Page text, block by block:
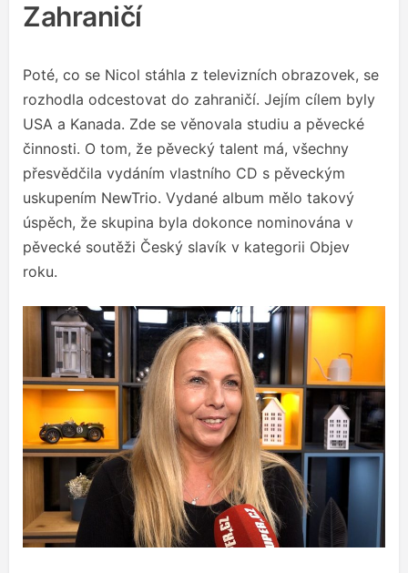
Zahraničí
Poté, co se Nicol stáhla z televizních obrazovek, se
rozhodla odcestovat do zahraničí. Jejím cílem byly
USA a Kanada. Zde se věnovala studiu a pěvecké
činnosti. O tom, že pěvecký talent má, všechny
přesvědčila vydáním vlastního CD s pěveckým
uskupením NewTrio. Vydané album mělo takový
úspěch, že skupina byla dokonce nominována v
pěvecké soutěži Český slavík v kategorii Objev
roku.